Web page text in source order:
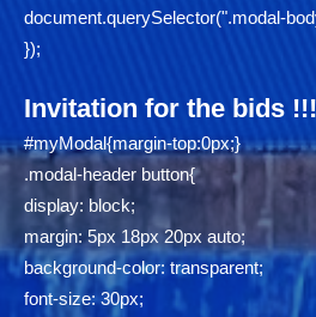
document.querySelector(".modal-
});
Invitation for the bids !!!
#myModal{margin-top:0px;}
.modal-header button{
display: block;
margin: 5px 18px 20px auto;
background-color: transparent;
font-size: 30px;